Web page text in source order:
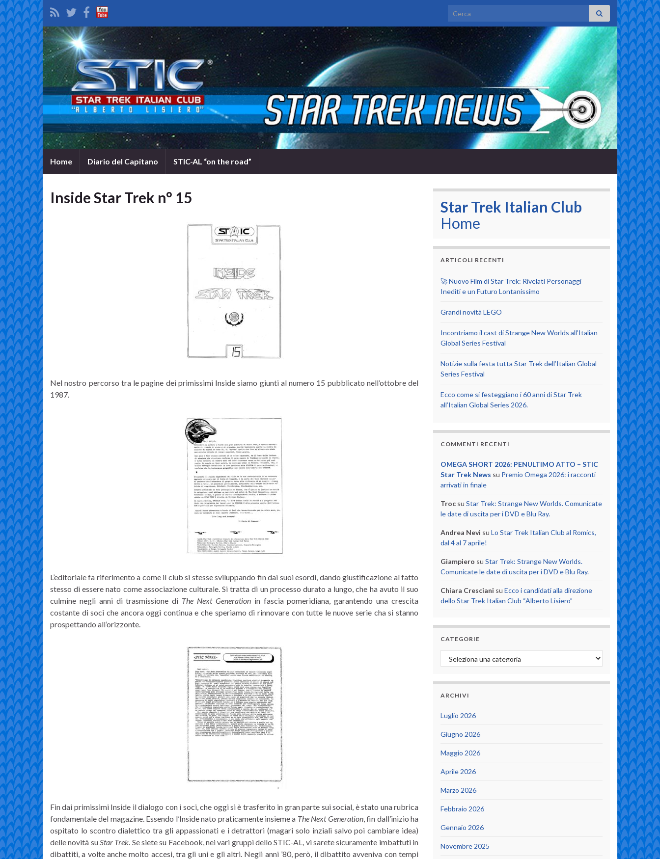
Search for:
Home Diario del Capitano STIC-AL “on the road”
Inside Star Trek n° 15
Nel nostro percorso tra le pagine dei primissimi Inside siamo giunti al numero 15 pubblicato nell’ottobre del
1987.
L’editoriale fa riferimento a come il club si stesse sviluppando fin dai suoi esordi, dando giustificazione al fatto
stesso di essere nato come associazione culturale. Si tratta di un processo durato a lungo, che ha avuto il suo
culmine negli anni di trasmissione di The Next Generationin fascia pomeridiana, garantendo una crescita
costante di soci che ancora oggi continua e che speriamo di rinnovare con tutte le nuove serie cha si stanno
prospettando all’orizzonte.
Fin dai primissimi Inside il dialogo con i soci, che oggi si è trasferito in gran parte sui social, è stato una rubrica
fondamentale del magazine. Essendo l’Inside nato praticamente insieme a The Next Generation, fin dall’inizio ha
ospitato lo scontro dialettico tra gli appassionati e i detrattori (magari solo inziali salvo poi cambiare idea)
delle novità suStar Trek. Se siete su Facebook, nei vari gruppi dello STIC-AL, vi sarete sicuramente imbattuti in
dibattiti, a volte anche molto accesi, tra gli uni e gli altri. Negli anni ’80, però, il dibattito avveniva con tempi
Star Trek Italian Club
Home
ARTICOLI RECENTI
🚀 Nuovo Film di Star Trek: Rivelati Personaggi
Inediti e un Futuro Lontanissimo
Grandi novità LEGO
Incontriamo il cast di Strange New Worlds all’Italian
Global Series Festival
Notizie sulla festa tutta Star Trek dell’Italian Global
Series Festival
Ecco come si festeggiano i 60 anni di Star Trek
all’Italian Global Series 2026.
COMMENTI RECENTI
OMEGA SHORT 2026: PENULTIMO ATTO – STIC
Star Trek News su Premio Omega 2026: i racconti
arrivati in finale
Troc su Star Trek: Strange New Worlds. Comunicate
le date di uscita per i DVD e Blu Ray.
Andrea Nevi su Lo Star Trek Italian Club al Romics,
dal 4 al 7 aprile!
Giampiero su Star Trek: Strange New Worlds.
Comunicate le date di uscita per i DVD e Blu Ray.
Chiara Cresciani su Ecco i candidati alla direzione
dello Star Trek Italian Club “Alberto Lisiero”
CATEGORIE
Categorie
ARCHIVI
Luglio 2026
Giugno 2026
Maggio 2026
Aprile 2026
Marzo 2026
Febbraio 2026
Gennaio 2026
Novembre 2025